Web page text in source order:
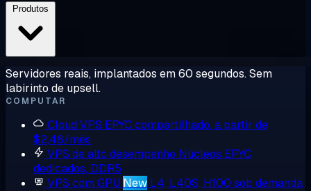
Servidores reais, implantados em 60 segundos. Sem
labirinto de upsell.
COMPUTAR
Cloud VPS EPYC compartilhado, a partir de
$2,48/mês
VPS de alto desempenho Núcleos EPYC
dedicados, DDR5
VPS com GPU New L4, L40S, H100 sob demanda